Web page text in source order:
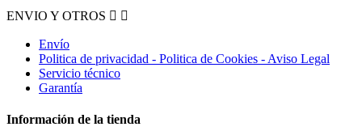
ENVIO Y OTROS  
Envío
Politica de privacidad - Politica de Cookies - Aviso Legal
Servicio técnico
Garantía
Información de la tienda